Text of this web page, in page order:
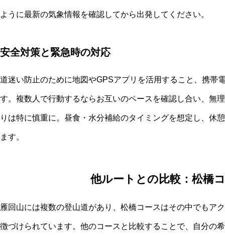
ように最新の気象情報を確認してから出発してください。
安全対策と緊急時の対応
道迷い防止のために地図やGPSアプリを活用すること、携帯
す。複数人で行動するならお互いのペースを確認し合い、無
りは特に慎重に。昼食・水分補給のタイミングを想定し、休
ます。
他ルートとの比較：松橋
雁回山には複数の登山道があり、松橋コースはその中でもア
徴づけられています。他のコースと比較することで、自分の